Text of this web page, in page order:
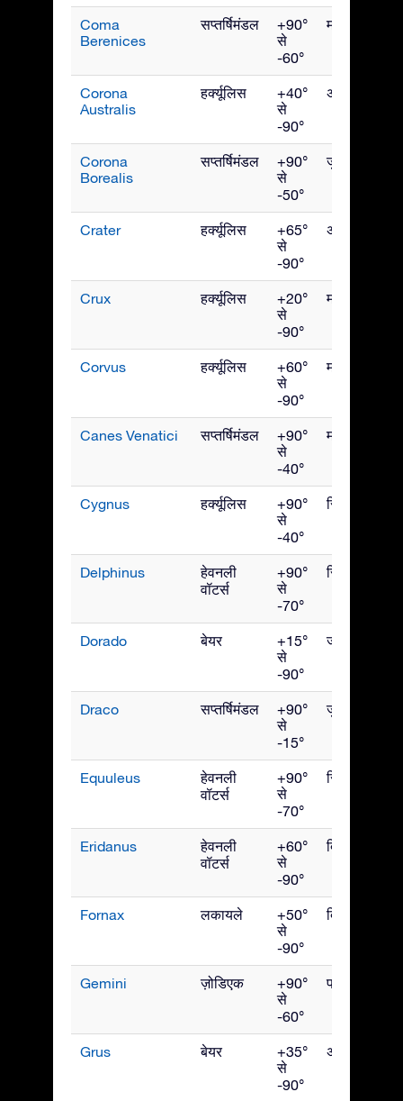
Coma
Berenices
सप्तर्षिमंडल
+90°
से
-60°
मई
Corona
Australis
हर्क्यूलिस
+40°
से
-90°
अगस्त
Corona
Borealis
सप्तर्षिमंडल
+90°
से
-50°
जुलाई
Crater हर्क्यूलिस
+65°
से
-90°
अप्रैल
Crux हर्क्यूलिस
+20°
से
-90°
मई
Corvus हर्क्यूलिस
+60°
से
-90°
मई
Canes Venatici सप्तर्षिमंडल
+90°
से
-40°
मई
Cygnus हर्क्यूलिस
+90°
से
-40°
सितंबर
Delphinus
हेवनली
वॉटर्स
+90°
से
-70°
सितंबर
Dorado बेयर
+15°
से
-90°
जनवरी
Draco सप्तर्षिमंडल
+90°
से
-15°
जुलाई
Equuleus
हेवनली
वॉटर्स
+90°
से
-70°
सितंबर
Eridanus
हेवनली
वॉटर्स
+60°
से
-90°
दिसंबर
Fornax लकायले
+50°
से
-90°
दिसंबर
Gemini ज़ोडिएक
+90°
से
-60°
फरवरी
Grus बेयर
+35°
से
-90°
अक्टूबर